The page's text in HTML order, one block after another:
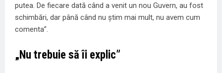
putea. De fiecare dată când a venit un nou Guvern, au fost
schimbări, dar până când nu știm mai mult, nu avem cum
comenta”.
„Nu trebuie să îi explic”